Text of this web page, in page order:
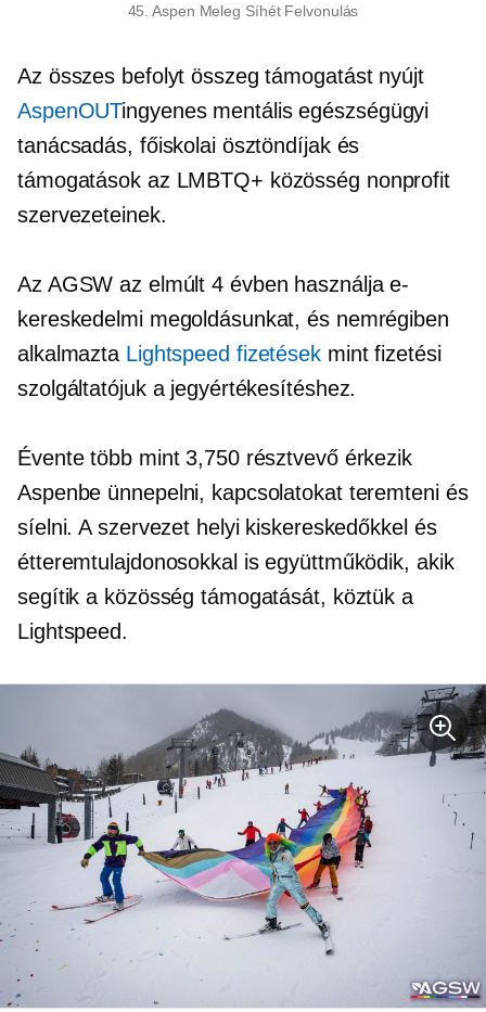
45. Aspen Meleg Síhét Felvonulás
Az összes befolyt összeg támogatást nyújt
AspenOUTingyenes mentális egészségügyi
tanácsadás, főiskolai ösztöndíjak és
támogatások az LMBTQ+ közösség nonprofit
szervezeteinek.
Az AGSW az elmúlt 4 évben használja e-
kereskedelmi megoldásunkat, és nemrégiben
alkalmazta Lightspeed fizetésekmint fizetési
szolgáltatójuk a jegyértékesítéshez.
Évente több mint 3,750 résztvevő érkezik
Aspenbe ünnepelni, kapcsolatokat teremteni és
síelni. A szervezet helyi kiskereskedőkkel és
étteremtulajdonosokkal is együttműködik, akik
segítik a közösség támogatását, köztük a
Lightspeed.